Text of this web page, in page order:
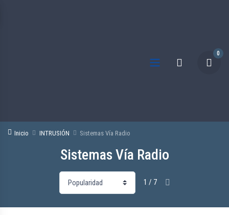
0
Inicio INTRUSIÓN Sistemas Vía Radio
Sistemas Vía Radio
1 / 7